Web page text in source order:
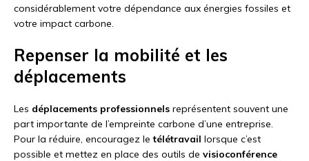
considérablement votre dépendance aux énergies fossiles et
votre impact carbone.
Repenser la mobilité et les
déplacements
Les déplacements professionnels représentent souvent une
part importante de l’empreinte carbone d’une entreprise.
Pour la réduire, encouragez letélétravail lorsque c’est
possible et mettez en place des outils de visioconférence